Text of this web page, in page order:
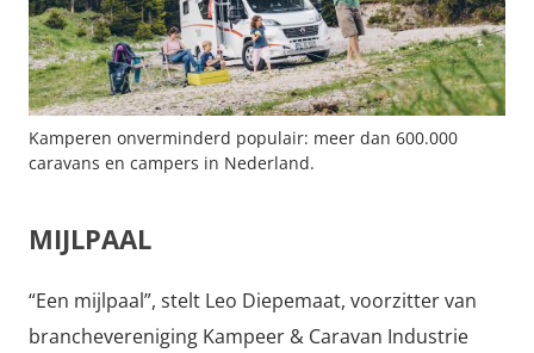
Kamperen onverminderd populair: meer dan 600.000
caravans en campers in Nederland.
MIJLPAAL
“Een mijlpaal”, stelt Leo Diepemaat, voorzitter van
branchevereniging Kampeer & Caravan Industrie